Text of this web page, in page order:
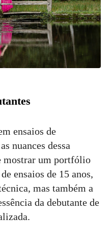
ensaios de
nuances dessa
mostrar um portfólio
ensaios de 15 anos,
mas também a
da debutante de